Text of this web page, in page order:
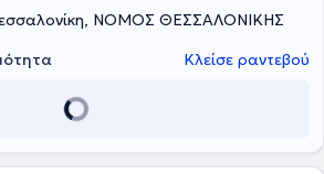
ΝΟΜΟΣ ΘΕΣΣΑΛΟΝΙΚΗΣ
Κλείσε ραντεβού